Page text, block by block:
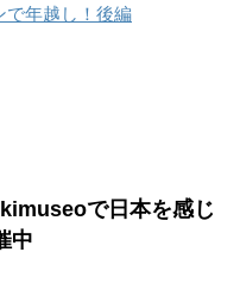
で年越し！後編
で日本を感じ
中